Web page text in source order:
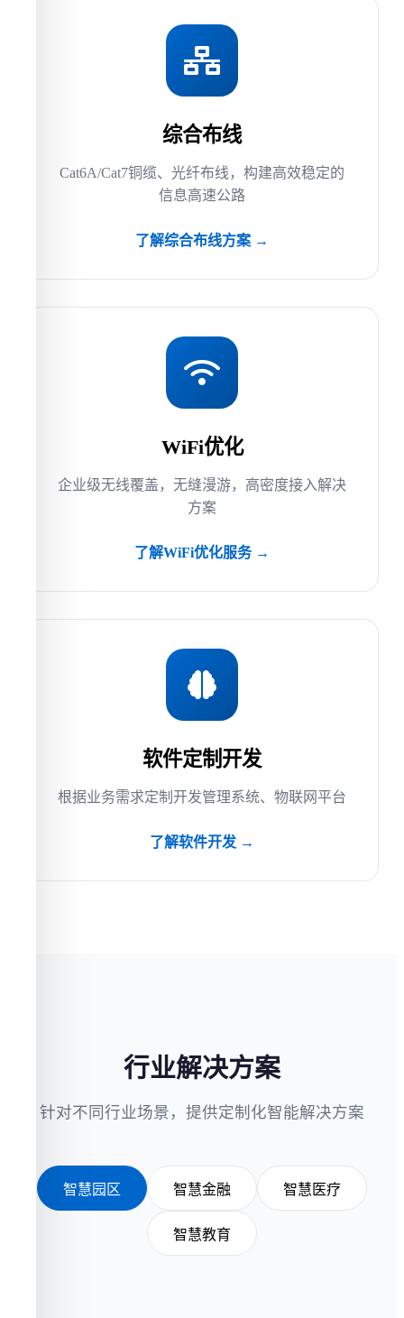
综合布线
Cat6A/Cat7铜缆、光纤布线，构建高效稳定的
信息高速公路
了解综合布线方案 →
WiFi优化
企业级无线覆盖，无缝漫游，高密度接入解决
方案
了解WiFi优化服务 →
软件定制开发
根据业务需求定制开发管理系统、物联网平台
了解软件开发 →
行业解决方案
针对不同行业场景，提供定制化智能解决方案
智慧园区 智慧金融 智慧医疗
智慧教育